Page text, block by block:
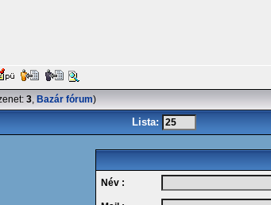
3, Bazár fórum)
Lista:
Név :